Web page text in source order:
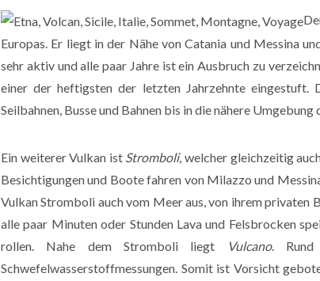
Europas. Er liegt in der Nähe von Catania und Messina
sehr aktiv und alle paar Jahre ist ein Ausbruch zu
einer der heftigsten der letzten Jahrzehnte
Seilbahnen, Busse und Bahnen bis in die nähere Umgebung
Ein weiterer Vulkan ist Stromboli, welcher gleichzeitig
Besichtigungen und Boote fahren von Milazzo und
Vulkan Stromboli auch vom Meer aus, von ihrem
alle paar Minuten oder Stunden Lava und Felsbrocken
rollen. Nahe dem Stromboli liegt
Vulcano.
Schwefelwasserstoffmessungen. Somit ist Vorsicht